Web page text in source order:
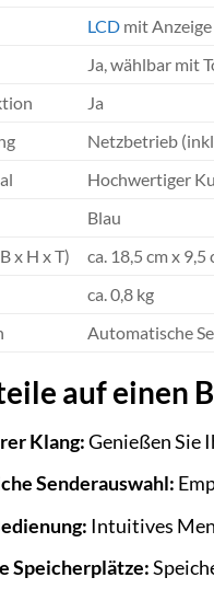
LCDmit
Ja, wählbar mit
Ja
Netzbetrieb
Hochwertiger
Blau
x H x T)
ca. 18,5 cm x 9,5
ca. 0,8 kg
Automatische
auf einen
Klang:Genießen Sie
Senderauswahl:
Intuitives
Speicherplätze: